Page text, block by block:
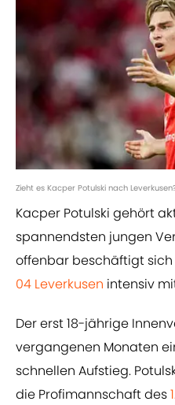
Zieht es Kacper Potulski nach
Kacper Potulski gehört
spannendsten jungen
offenbar beschäftigt
04 Leverkusen intensiv
Der erst 18-jährige
vergangenen Monaten
schnellen Aufstieg.
die Profimannschaft des